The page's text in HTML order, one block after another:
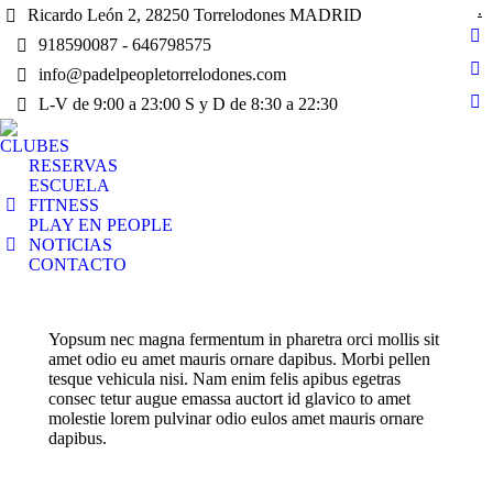
Ricardo León 2, 28250 Torrelodones MADRID
918590087 - 646798575
info@padelpeopletorrelodones.com
L-V de 9:00 a 23:00 S y D de 8:30 a 22:30
.
CLUBES
RESERVAS
ESCUELA
FITNESS
PLAY EN PEOPLE
NOTICIAS
CONTACTO
Yopsum nec magna fermentum in pharetra orci mollis sit
amet odio eu amet mauris ornare dapibus. Morbi pellen
tesque vehicula nisi. Nam enim felis apibus egetras
consec tetur augue emassa auctort id glavico to amet
molestie lorem pulvinar odio eulos amet mauris ornare
dapibus.